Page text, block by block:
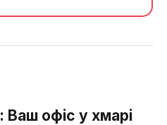
Ваш офіс у хмарі